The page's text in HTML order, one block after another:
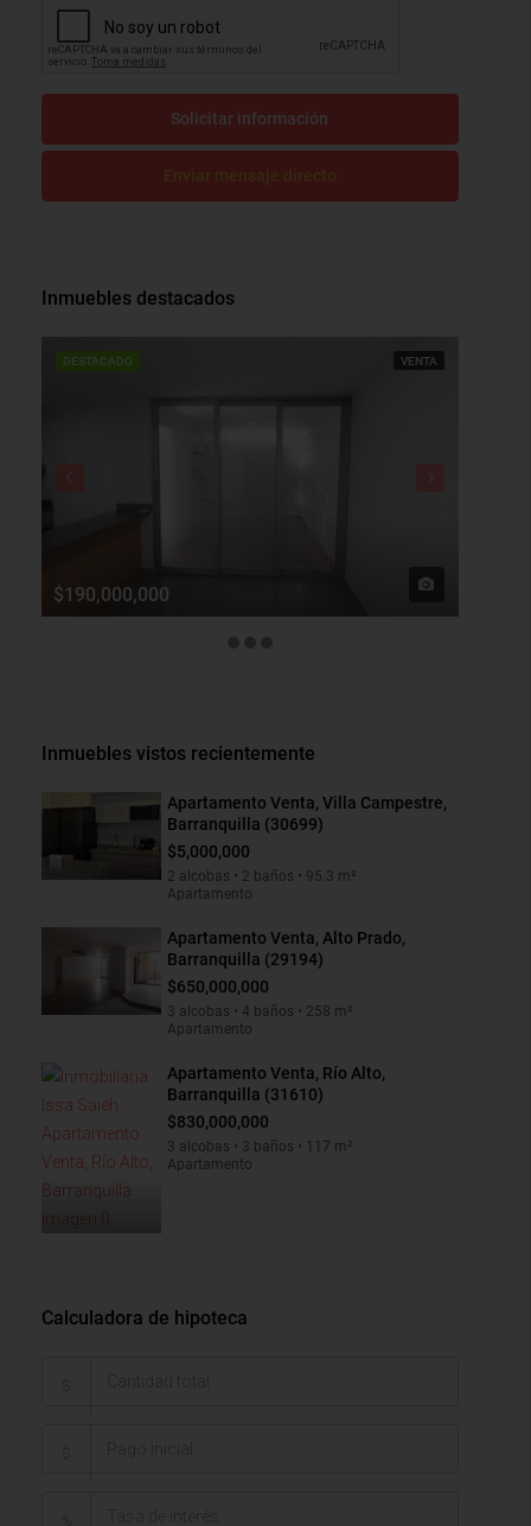
Solicitar información
Inmuebles destacados
DESTACADO VENTA
$190,000,000
Inmuebles vistos recientemente
Apartamento Venta, Villa Campestre,
Barranquilla (30699)
$5,000,000
2 alcobas • 2 baños • 95.3 m²
Apartamento
Apartamento Venta, Alto Prado,
Barranquilla (29194)
$650,000,000
3 alcobas • 4 baños • 258 m²
Apartamento
Apartamento Venta, Río Alto,
Barranquilla (31610)
$830,000,000
3 alcobas • 3 baños • 117 m²
Apartamento
Calculadora de hipoteca